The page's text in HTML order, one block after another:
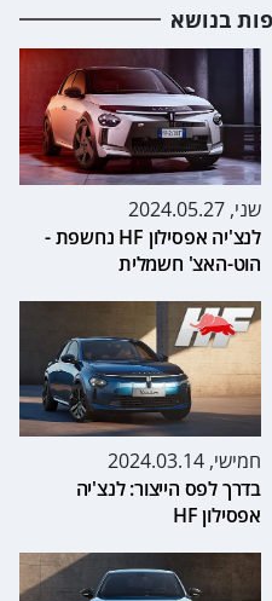
בנושא
שני, 2024.05.27
לנצ'יה אפסילון HF נחשפת -
הוט-האצ' חשמלית
חמישי, 2024.03.14
בדרך לפס הייצור: לנצ'יה
אפסילון HF